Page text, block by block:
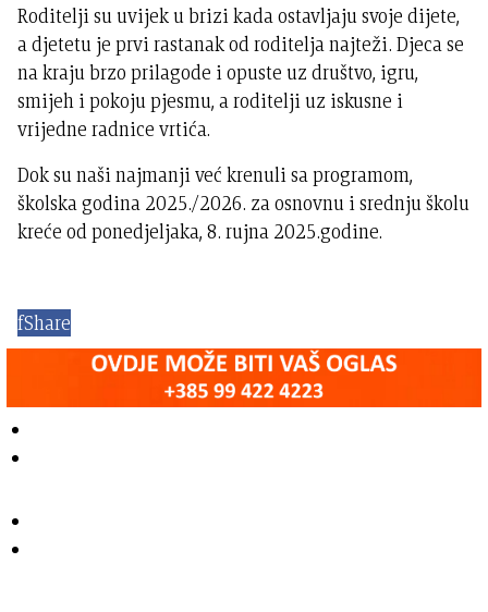
Roditelji su uvijek u brizi kada ostavljaju svoje dijete,
a djetetu je prvi rastanak od roditelja najteži. Djeca se
na kraju brzo prilagode i opuste uz društvo, igru,
smijeh i pokoju pjesmu, a roditelji uz iskusne i
vrijedne radnice vrtića.
Dok su naši najmanji već krenuli sa programom,
školska godina 2025./2026. za osnovnu i srednju školu
kreće od ponedjeljaka, 8. rujna 2025.godine.
fShare